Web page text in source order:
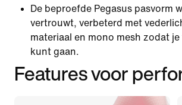
De beproefde Pegasus pasvorm
vertrouwt, verbeterd met
materiaal en mono mesh zodat
kunt gaan.
Features voor